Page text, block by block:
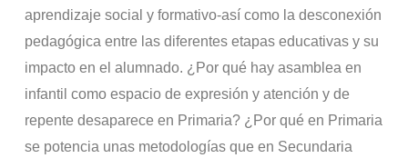
aprendizaje social y formativo-así como la desconexión
pedagógica entre las diferentes etapas educativas y su
impacto en el alumnado. ¿Por qué hay asamblea en
infantil como espacio de expresión y atención y de
repente desaparece en Primaria? ¿Por qué en Primaria
se potencia unas metodologías que en Secundaria